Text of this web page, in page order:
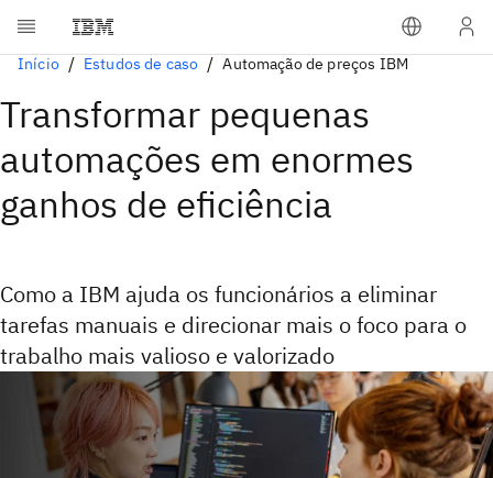
Início Estudos de caso Automação de preços IBM
Transformar pequenas
automações em enormes
ganhos de eficiência
Como a IBM ajuda os funcionários a eliminar
tarefas manuais e direcionar mais o foco para o
trabalho mais valioso e valorizado